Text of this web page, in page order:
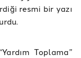
resmi bir yazı
Toplama”